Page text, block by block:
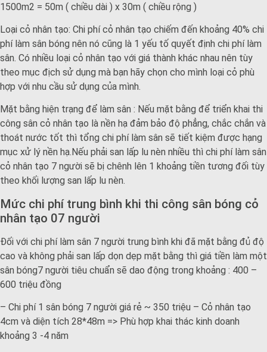
1500m2 = 50m ( chiều dài ) x 30m ( chiều rộng )
Loại cỏ nhân tạo: Chi phí cỏ nhân tạo chiếm đến khoảng 40% chi
phí làm sân bóng nên nó cũng là 1 yếu tố quyết định chi phí làm
sân. Có nhiều loại cỏ nhân tạo với giá thành khác nhau nên tùy
theo mục địch sử dụng mà bạn hãy chọn cho mình loại cỏ phù
hợp với nhu cầu sử dụng của mình.
Mặt bằng hiện trạng để làm sân : Nếu mặt bằng để triển khai thi
công sân cỏ nhân tạo là nền hạ đảm bảo độ phẳng, chắc chắn và
thoát nước tốt thì tổng chi phí làm sân sẽ tiết kiệm được hạng
mục xử lý nền hạ.Nếu phải san lấp lu nèn nhiều thì chi phí làm sân
cỏ nhân tạo 7 người sẽ bị chênh lên 1 khoảng tiền tương đối tùy
theo khối lượng san lấp lu nèn.
Mức chi phí trung bình khi thi công sân bóng cỏ
nhân tạo 07 người
Đối với chi phí làm sân 7 người trung bình khi đã mặt bằng đủ độ
cao và không phải san lấp dọn dẹp mặt bằng thì giá tiền làm một
sân bóng7 người tiêu chuẩn sẽ dao động trong khoảng : 400 –
600 triệu đồng
– Chi phí 1 sân bóng 7 người giá rẻ ~ 350 triệu – Cỏ nhân tạo
4cm và diện tích 28*48m => Phù hợp khai thác kinh doanh
khoảng 3 -4 năm